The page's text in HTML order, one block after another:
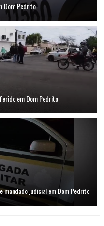
Dom Pedrito
em Dom Pedrito
mandado judicial em Dom Pedrito